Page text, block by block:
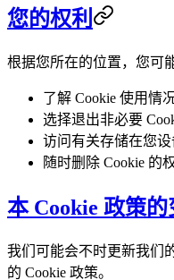
您的权利
根据您所在的位置，您可
了解 Cookie 使用情
选择退出非必要
访问有关存储在您设
随时删除 Cookie 的
本 Cookie 政策的
我们可能会不时更新我们
的 Cookie 政策。